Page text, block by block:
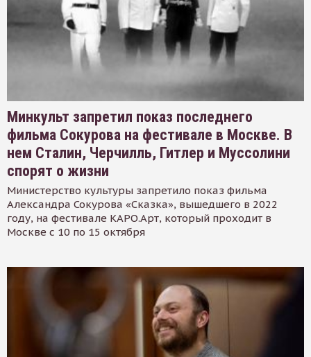
Минкульт запретил показ последнего
фильма Сокурова на фестивале в Москве. В
нем Сталин, Черчилль, Гитлер и Муссолини
спорят о жизни
Министерство культуры запретило показ фильма
Александра Сокурова «Сказка», вышедшего в 2022
году, на фестивале КАРО.Арт, который проходит в
Москве с 10 по 15 октября